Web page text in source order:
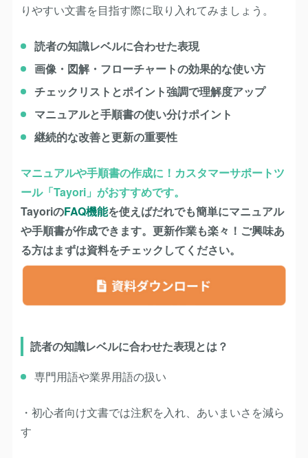
りやすい文書を目指す際に取り入れてみましょう。
読者の知識レベルに合わせた表現
画像・図解・フローチャートの効果的な使い方
チェックリストとポイント強調で理解度アップ
マニュアルと手順書の使い分けポイント
継続的な改善と更新の重要性
マニュアルや手順書の作成に！カスタマーサポートツ
ール「Tayori」がおすすめです。
TayoriのFAQ機能を使えばだれでも簡単にマニュアル
や手順書が作成できます。更新作業も楽々！ご興味あ
る方はまずは資料をチェックしてください。
読者の知識レベルに合わせた表現とは？
専門用語や業界用語の扱い
・初心者向け文書では注釈を入れ、あいまいさを減ら
す